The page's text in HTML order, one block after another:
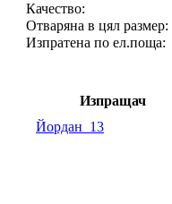
Качество:
Отваряна в цял размер:
Изпратена по ел.поща:
Изпращач
Йордан_13